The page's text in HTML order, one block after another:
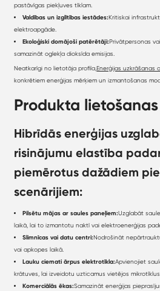
pastāvīgas piekļuves tīklam.
Valdības un izglītības iestādes:Kritiskai
elektroapgāde.
Ekoloģiski domājoši patērētāji:Privātpersonas
samazināt oglekļa dioksīda emisijas.
Neatkarīgi no lietotāja profila,Enerģijas uzkrāšanas
konkrētiem enerģijas mērķiem un izmantošanas
Produkta
Hibrīdās enerģijas
risinājumu elastība
piemērotus dažādiem
scenārijiem:
Pilsētu mājas ar saules paneļiem:Uzglabāt
laikā, lai to izmantotu naktī vai elektroenerģijas
Slimnīcas vai datu centri:Nodrošināt
vai apkopes laikā.
Lauku ciemati ārpus elektrotīkla:Apvienojiet
krātuves, lai izveidotu uzticamus vietējos mikrotīklus.
Komerciālās ēkas:Samazināt enerģijas